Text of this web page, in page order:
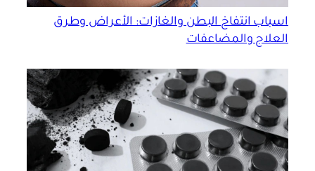
اسباب انتفاخ البطن والغازات: الأعراض وطرق
العلاج والمضاعفات